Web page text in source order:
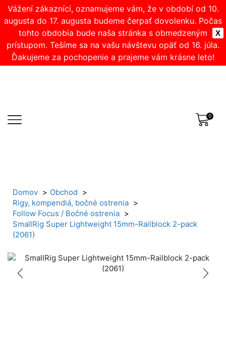
X
Vážení zákazníci, oznamujeme vám, že v období od 10.
augusta do 17. augusta budeme čerpať dovolenku. Počas
tohto obdobia bude naša stránka s obmedzeným
prístupom. Tešíme sa na vašu návštevu opäť od 16. júla.
Ďakujeme za pochopenie a prajeme vám krásne leto!
0
Domov
Obchod
Rigy, kompendiá, bočné ostrenia
Follow Focus / Bočné ostrenia
SmallRig Super Lightweight 15mm-Railblock 2-pack
(2061)